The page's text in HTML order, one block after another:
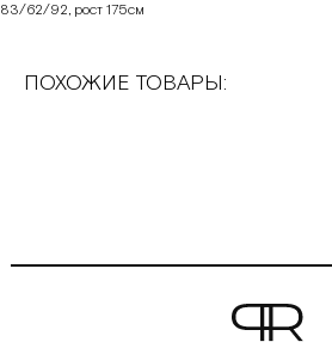
83/62/92, рост 175см
ПОХОЖИЕ ТОВАРЫ: